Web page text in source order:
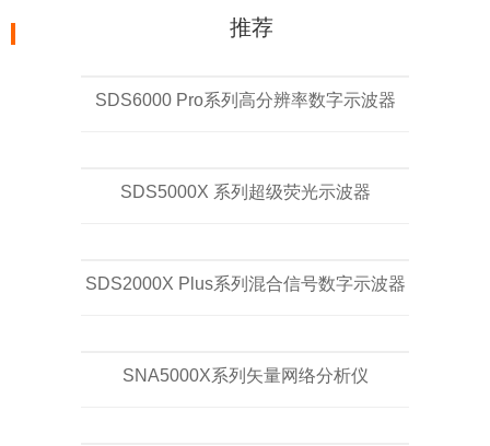
推荐
SDS6000 Pro系列高分辨率数字示波器
SDS5000X 系列超级荧光示波器
SDS2000X Plus系列混合信号数字示波器
SNA5000X系列矢量网络分析仪